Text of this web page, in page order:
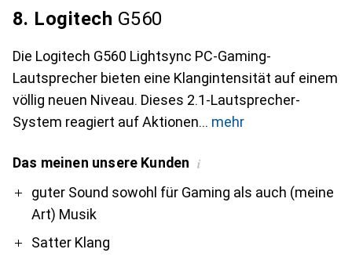
8. Logitech G560
Die Logitech G560 Lightsync PC-Gaming-
Lautsprecher bieten eine Klangintensität auf einem
völlig neuen Niveau. Dieses 2.1-Lautsprecher-
System reagiert auf Aktionen
mehr
Das meinen unsere Kunden i
Proguter Sound sowohl für Gaming als auch (meine
Art) Musik
Satter Klang
Contra